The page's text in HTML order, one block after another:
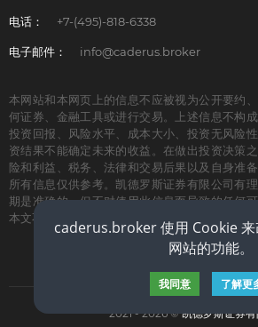
caderus.broker 使用 Cookie
网站的功能。
我同意 了解更
电话： +7-(495)-818-6338
电子邮件： info@caderus.broker
本网站和本网页上的信息不应被视为公开要约
何证券、金融工具或进行交易。上述信息不构
投资回报、风险水平、成本大小、投资无风险
资结果不能确定未来的收益。在做出投资决策
险和利益、税务、法律和交易后果以及自身准
所有信息仅供参考。凯德罗斯证券有限公司有
期是准确的，但不对使用此信息而导致的任何
本文不构成投资建议。版权所有。
COOKIE条款
2021 - 2026 ©凯德罗斯证券